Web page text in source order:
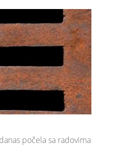
počela sa radovima